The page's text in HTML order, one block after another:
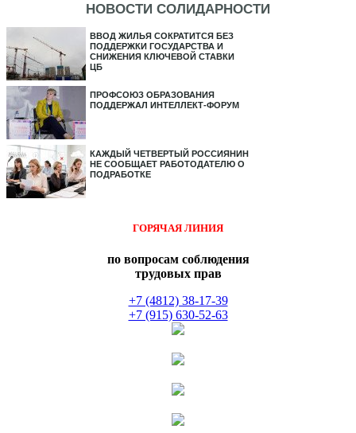
НОВОСТИ СОЛИДАРНОСТИ
ВВОД ЖИЛЬЯ СОКРАТИТСЯ БЕЗ
ПОДДЕРЖКИ ГОСУДАРСТВА И
СНИЖЕНИЯ КЛЮЧЕВОЙ СТАВКИ
ЦБ
ПРОФСОЮЗ ОБРАЗОВАНИЯ
ПОДДЕРЖАЛ ИНТЕЛЛЕКТ-ФОРУМ
КАЖДЫЙ ЧЕТВЕРТЫЙ РОССИЯНИН
НЕ СООБЩАЕТ РАБОТОДАТЕЛЮ О
ПОДРАБОТКЕ
ГОРЯЧАЯ ЛИНИЯ
по вопросам соблюдения
трудовых прав
+7 (4812) 38-17-39
+7 (915) 630-52-63